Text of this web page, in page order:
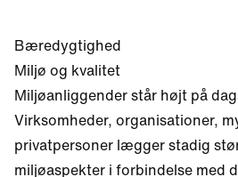
Bæredygtighed
Miljø og kvalitet
Miljøanliggender står højt på
Virksomheder, organisationer,
privatpersoner lægger stadig
miljøaspekter i forbindelse med